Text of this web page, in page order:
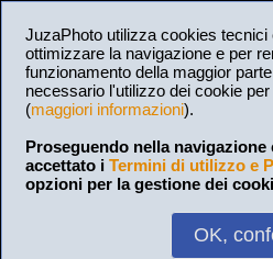
JuzaPhoto utilizza cookies
ottimizzare la navigazione e per
funzionamento della maggior
necessario l'utilizzo dei cookie
(maggiori informazioni).
Proseguendo nella
accettato i Termini di utilizzo e
opzioni per la gestione dei
OK,